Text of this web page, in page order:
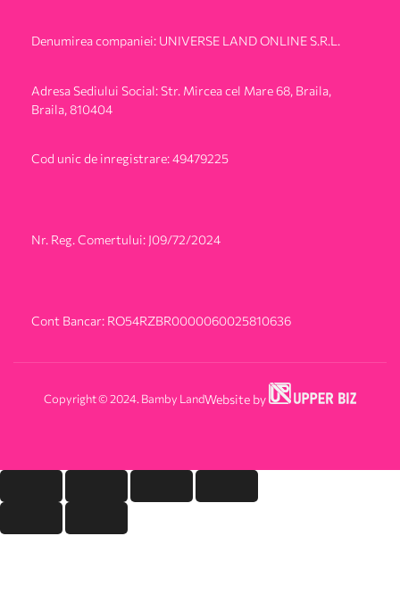
Denumirea companiei: UNIVERSE LAND ONLINE S.R.L.
Adresa Sediului Social: Str. Mircea cel Mare 68, Braila,
Braila, 810404
Cod unic de inregistrare: 49479225
Nr. Reg. Comertului: J09/72/2024
Cont Bancar: RO54RZBR0000060025810636
Copyright © 2024. Bamby LandWebsite by